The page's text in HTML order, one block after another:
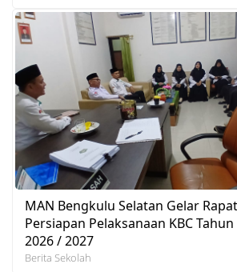
MAN Bengkulu Selatan Gelar
Persiapan Pelaksanaan KBC
2026 / 2027
Berita Sekolah